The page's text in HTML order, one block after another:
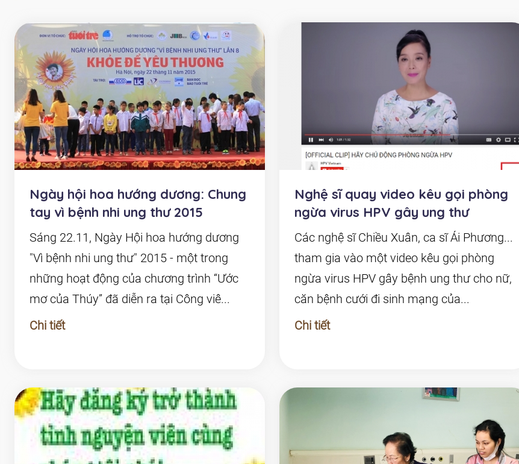
Ngày hội hoa hướng dương: Chung
tay vì bệnh nhi ung thư 2015
Sáng 22.11, Ngày Hội hoa hướng dương
"Vì bệnh nhi ung thư" 2015 - một trong
những hoạt động của chương trình “Ước
mơ của Thúy” đã diễn ra tại Công viê...
Chi tiết
Nghệ sĩ quay video kêu gọi phòng
ngừa virus HPV gây ung thư
Các nghệ sĩ Chiều Xuân, ca sĩ Ái Phương...
tham gia vào một video kêu gọi phòng
ngừa virus HPV gây bệnh ung thư cho nữ,
căn bệnh cưới đi sinh mạng của...
Chi tiết